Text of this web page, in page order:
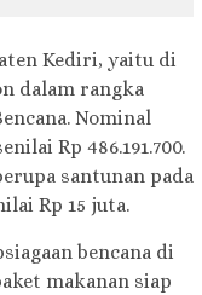
Kediri, yaitu di
dalam rangka
Nominal
Rp 486.191.700.
santunan pada
Rp 15 juta.
bencana di
makanan siap